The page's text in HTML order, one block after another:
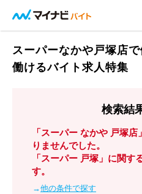
スーパーなかや戸塚店
働けるバイト求人特集
検索結
「スーパー なかや 戸塚
りませんでした。
「スーパー 戸塚」に関す
す。
→他の条件で探す